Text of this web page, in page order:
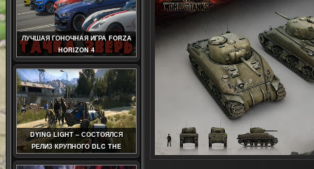
ЛУЧШАЯ ГОНОЧНАЯ ИГРА FORZA
HORIZON 4
DYING LIGHT – СОСТОЯЛСЯ
РЕЛИЗ КРУПНОГО DLC THE
FOLLOWING